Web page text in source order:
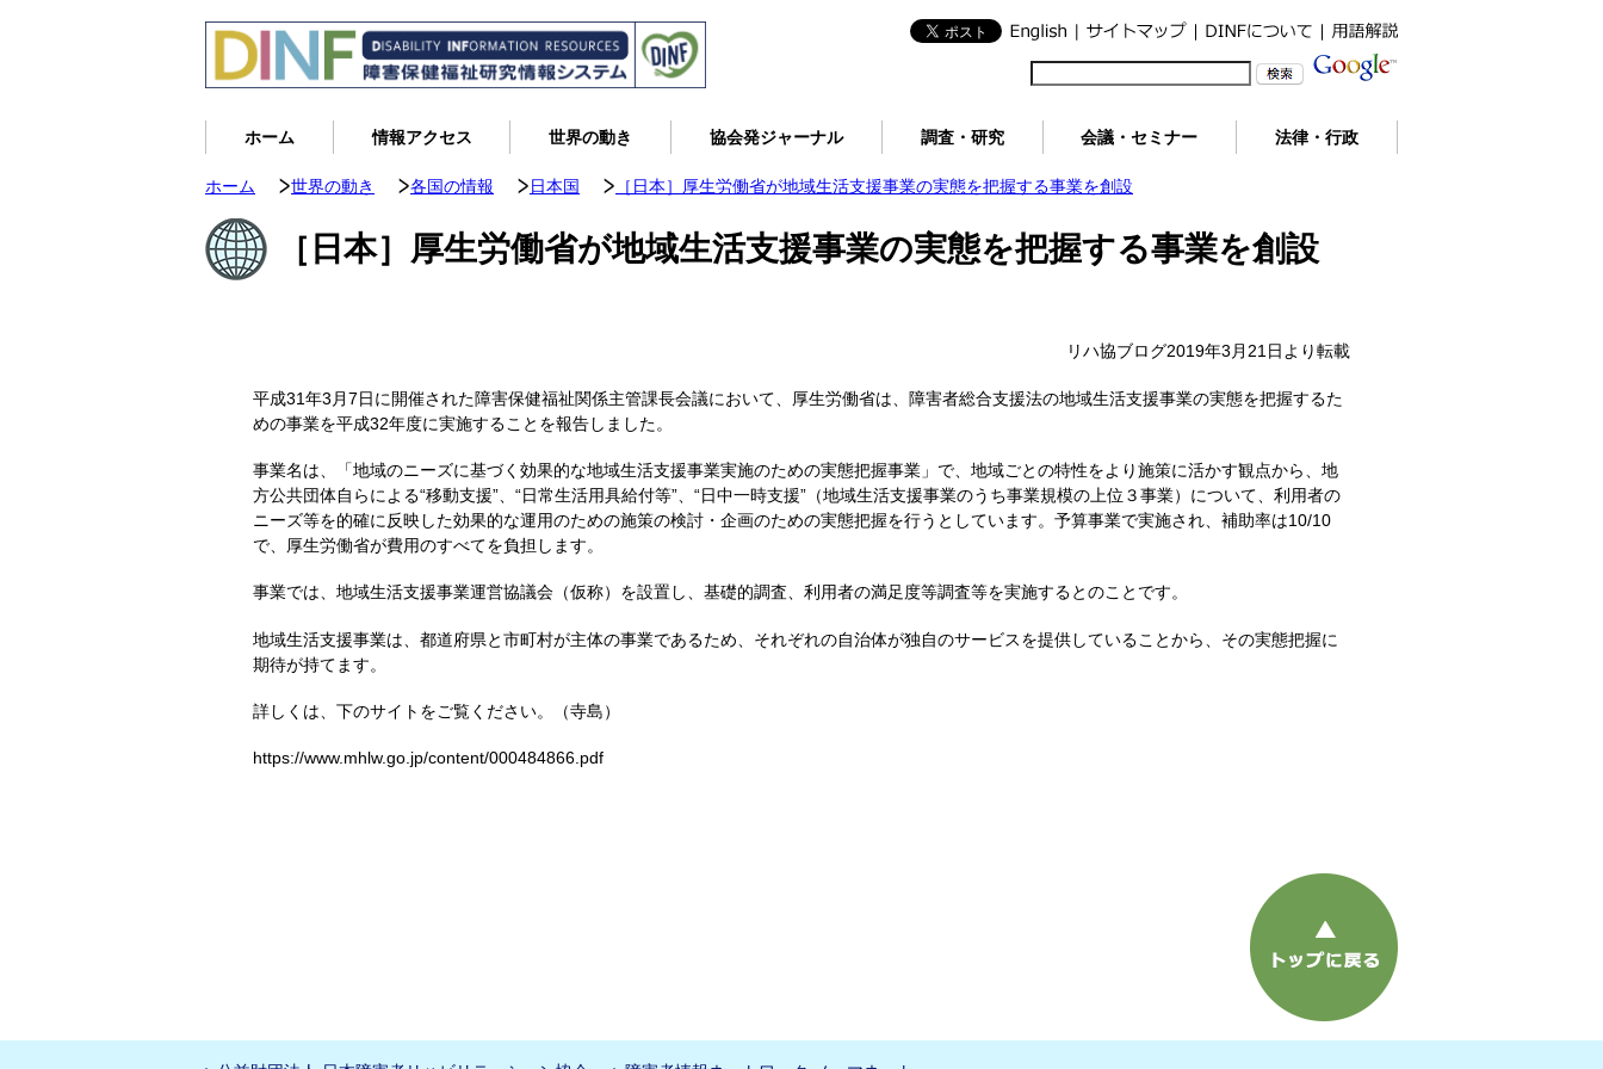
ホーム 情報アクセス 世界の動き 協会発ジャーナル 調査・研究 会議・セミナー 法律・行政
ホーム 世界の動き 各国の情報 日本国 ［日本］厚生労働省が地域生活支援事業の実態を把握する事業を創設
［日本］厚生労働省が地域生活支援事業の実態を把握する事業を創設
リハ協ブログ2019年3月21日より転載
平成31年3月7日に開催された障害保健福祉関係主管課長会議において、厚生労働省は、障害者総合支援法の地域生活支援事業の実態を把握するた
めの事業を平成32年度に実施することを報告しました。
事業名は、「地域のニーズに基づく効果的な地域生活支援事業実施のための実態把握事業」で、地域ごとの特性をより施策に活かす観点から、地
方公共団体自らによる“移動支援”、“日常生活用具給付等”、“日中一時支援”（地域生活支援事業のうち事業規模の上位３事業）について、利用者の
ニーズ等を的確に反映した効果的な運用のための施策の検討・企画のための実態把握を行うとしています。予算事業で実施され、補助率は10/10
で、厚生労働省が費用のすべてを負担します。
事業では、地域生活支援事業運営協議会（仮称）を設置し、基礎的調査、利用者の満足度等調査等を実施するとのことです。
地域生活支援事業は、都道府県と市町村が主体の事業であるため、それぞれの自治体が独自のサービスを提供していることから、その実態把握に
期待が持てます。
詳しくは、下のサイトをご覧ください。（寺島）
https://www.mhlw.go.jp/content/000484866.pdf